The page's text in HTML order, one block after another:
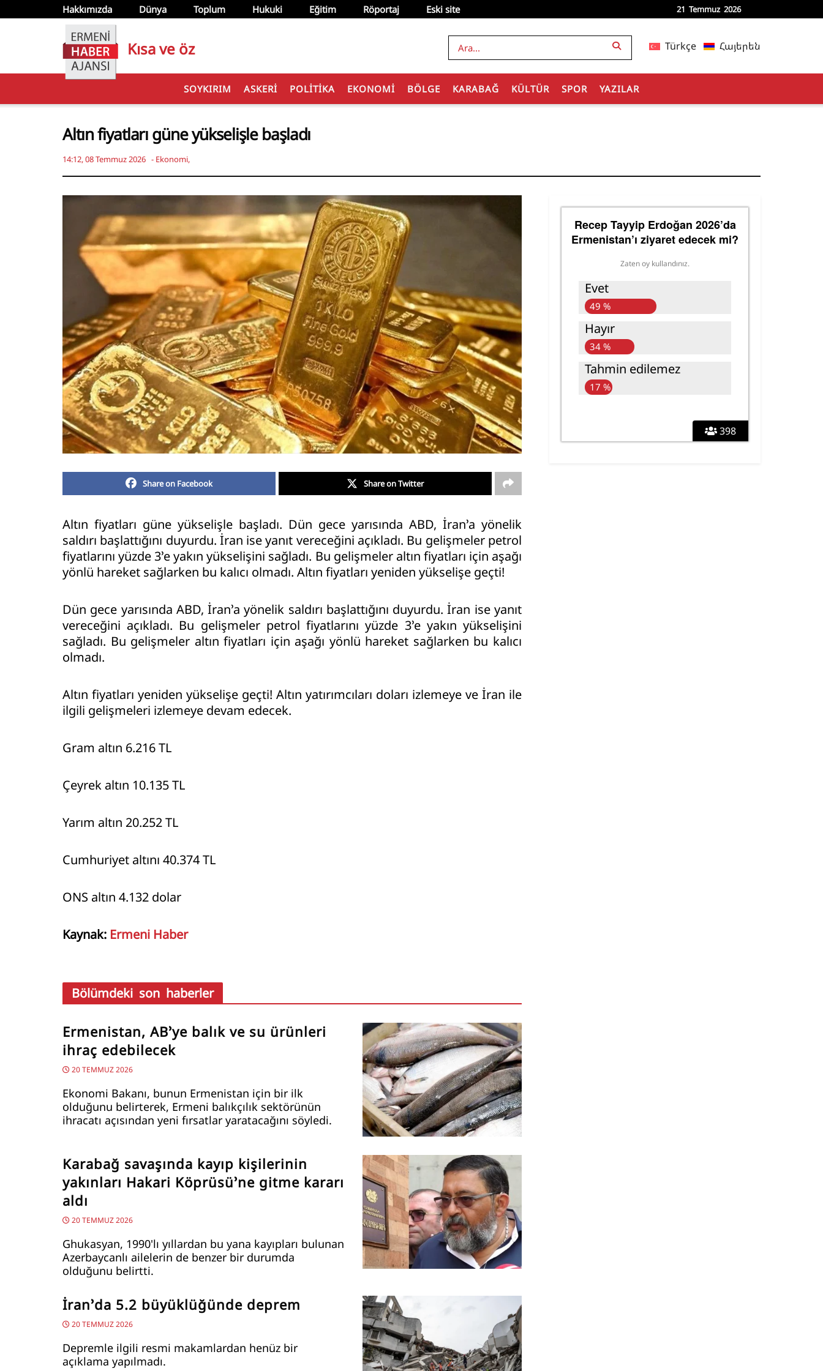
Hakkımızda Dünya Toplum Hukuki Eğitim Röportaj Eski site 21 Temmuz 2026
Kısa ve öz Türkçe Հայերեն
SOYKIRIM ASKERI POLITIKA EKONOMI BÖLGE KARABAĞ KÜLTÜR SPOR YAZILAR
Altın fiyatları güne yükselişle başladı
14:12, 08 Temmuz 2026 - Ekonomi,
Share on Facebook Share on Twitter
Altın fiyatları güne yükselişle başladı. Dün gece yarısında ABD, İran’a yönelik
saldırı başlattığını duyurdu. İran ise yanıt vereceğini açıkladı. Bu gelişmeler petrol
fiyatlarını yüzde 3’e yakın yükselişini sağladı. Bu gelişmeler altın fiyatları için aşağı
yönlü hareket sağlarken bu kalıcı olmadı. Altın fiyatları yeniden yükselişe geçti!
Dün gece yarısında ABD, İran’a yönelik saldırı başlattığını duyurdu. İran ise yanıt
vereceğini açıkladı. Bu gelişmeler petrol fiyatlarını yüzde 3’e yakın yükselişini
sağladı. Bu gelişmeler altın fiyatları için aşağı yönlü hareket sağlarken bu kalıcı
olmadı.
Altın fiyatları yeniden yükselişe geçti! Altın yatırımcıları doları izlemeye ve İran ile
ilgili gelişmeleri izlemeye devam edecek.
Gram altın 6.216 TL
Çeyrek altın 10.135 TL
Yarım altın 20.252 TL
Cumhuriyet altını 40.374 TL
ONS altın 4.132 dolar
Kaynak: Ermeni Haber
Bölümdeki son haberler
Ermenistan, AB’ye balık ve su ürünleri
ihraç edebilecek
20 TEMMUZ 2026
Ekonomi Bakanı, bunun Ermenistan için bir ilk
olduğunu belirterek, Ermeni balıkçılık sektörünün
ihracatı açısından yeni fırsatlar yaratacağını söyledi.
Karabağ savaşında kayıp kişilerinin
yakınları Hakari Köprüsü’ne gitme kararı
aldı
20 TEMMUZ 2026
Ghukasyan, 1990'lı yıllardan bu yana kayıpları bulunan
Azerbaycanlı ailelerin de benzer bir durumda
olduğunu belirtti.
İran’da 5.2 büyüklüğünde deprem
20 TEMMUZ 2026
Depremle ilgili resmi makamlardan henüz bir
açıklama yapılmadı.
398
Recep Tayyip Erdoğan 2026’da
Ermenistan’ı ziyaret edecek mi?
Zaten oy kullandınız.
Evet
49 %
Hayır
34 %
Tahmin edilemez
17 %